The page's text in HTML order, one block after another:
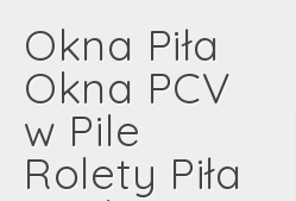
Okna Piła
Okna PCV
w Pile
Rolety Piła